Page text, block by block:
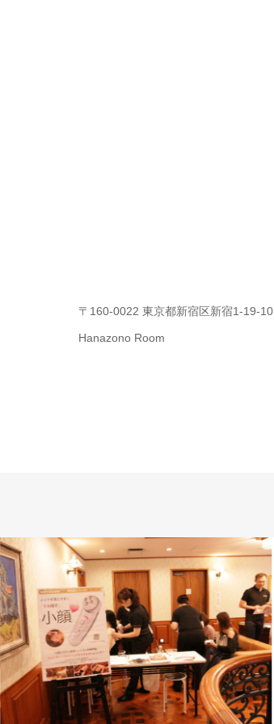
〒160-0022 東京都新宿区新宿1-19-10
Hanazono Room